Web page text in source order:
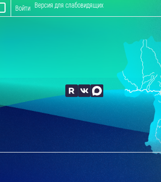
Версия для слабовидящих
Войти